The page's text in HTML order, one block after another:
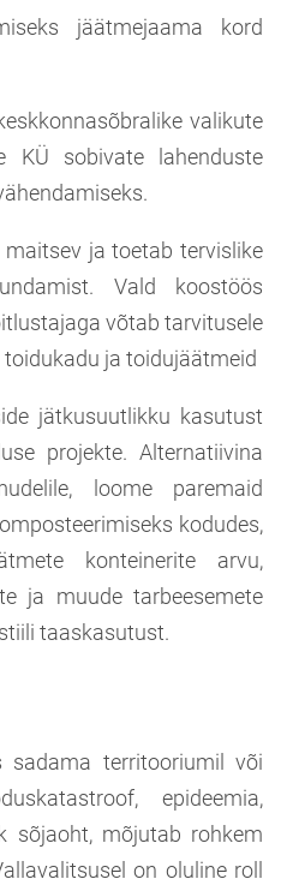
jäätmejaama kord
valikute
KÜ sobivate lahenduste
ja toetab tervislike
Vald koostöös
võtab tarvitusele
ja toidujäätmeid
jätkusuutlikku kasutust
projekte. Alternatiivina
loome paremaid
kodudes,
konteinerite arvu,
ja muude tarbeesemete
taaskasutust.
sadama territooriumil või
epideemia,
sõjaoht, mõjutab rohkem
on oluline roll